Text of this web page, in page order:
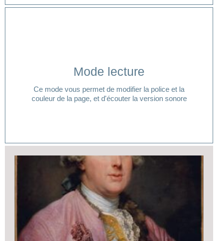
Mode lecture
Ce mode vous permet de modifier la police et la
couleur de la page, et d'écouter la version sonore
Vous avez besoin d'aide pour accéder à votre mode